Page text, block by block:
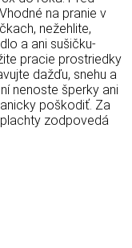
na pranie v
nežehlite,
a ani sušičku-
pracie prostriedky
dažďu, snehu a
nenoste šperky ani
poškodiť. Za
zodpovedá